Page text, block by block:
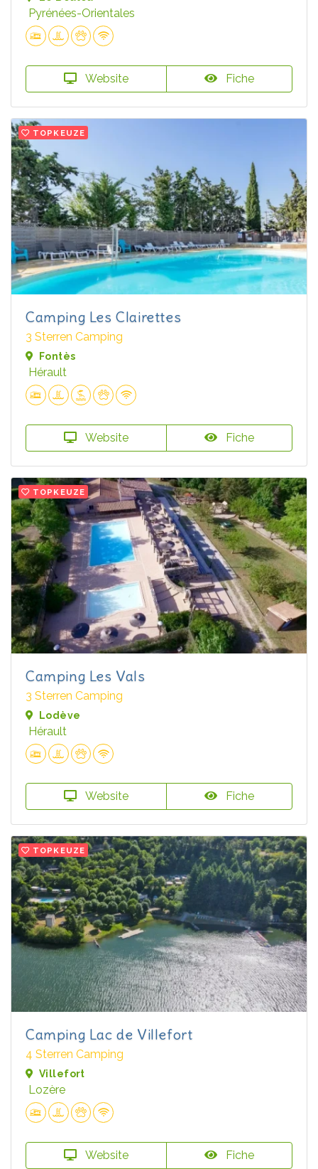
Pyrénées-Orientales
Website Fiche
TOPKEUZE
Camping Les Clairettes
3 Sterren Camping
Fontès
Hérault
Website Fiche
TOPKEUZE
Camping Les Vals
3 Sterren Camping
Lodève
Hérault
Website Fiche
TOPKEUZE
Camping Lac de Villefort
4 Sterren Camping
Villefort
Lozère
Website Fiche